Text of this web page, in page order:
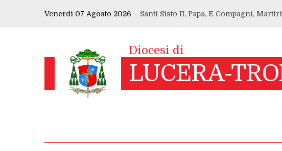
Venerdì 07 Agosto 2026 – Santi Sisto II, Papa, E Compagni, Martiri